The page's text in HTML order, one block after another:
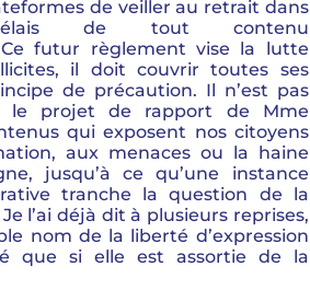
de veiller au retrait dans
de tout contenu
Ce futur règlement vise la lutte
il doit couvrir toutes ses
de précaution. Il n’est pas
le projet de rapport de Mme
qui exposent nos citoyens
aux menaces ou la haine
jusqu’à ce qu’une instance
tranche la question de la
l’ai déjà dit à plusieurs reprises,
nom de la liberté d’expression
que si elle est assortie de la